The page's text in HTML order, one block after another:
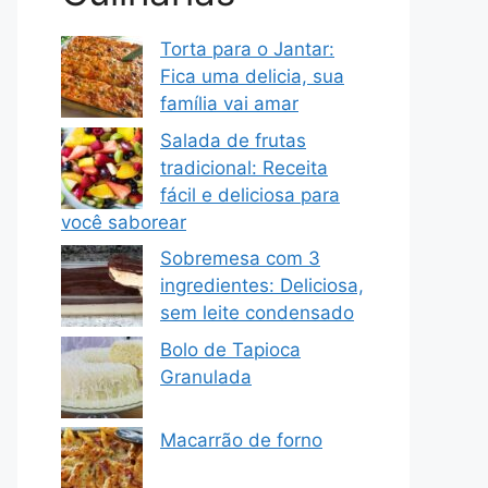
Torta para o Jantar:
Fica uma delicia, sua
família vai amar
Salada de frutas
tradicional: Receita
fácil e deliciosa para
você saborear
Sobremesa com 3
ingredientes: Deliciosa,
sem leite condensado
Bolo de Tapioca
Granulada
Macarrão de forno